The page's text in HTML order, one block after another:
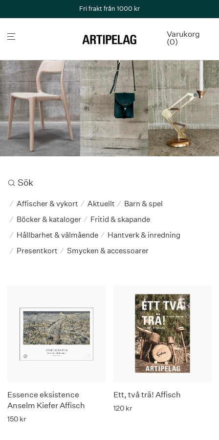
Fri frakt från 1000 kr
Varukorg
0
Sök
⁄ Affischer & vykort ⁄ Aktuellt ⁄ Barn & spel
⁄ Böcker & kataloger ⁄ Fritid & skapande
⁄ Hållbarhet & välmående ⁄ Hantverk & inredning
⁄ Presentkort ⁄ Smycken & accessoarer
Essence eksistence
Anselm Kiefer Affisch
150 kr
Ett, två trä! Affisch
120 kr